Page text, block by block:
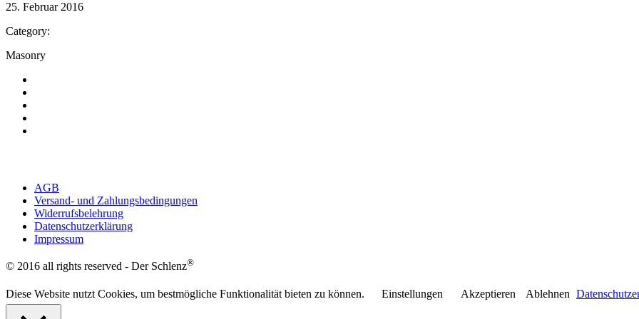
25. Februar 2016
Category:
Masonry
AGB
Versand- und Zahlungsbedingungen
Widerrufsbelehrung
Datenschutzerklärung
Impressum
© 2016 all rights reserved - Der Schlenz®
Diese Website nutzt Cookies, um bestmögliche Funktionalität bieten zu können. Einstellungen Akzeptieren Ablehnen